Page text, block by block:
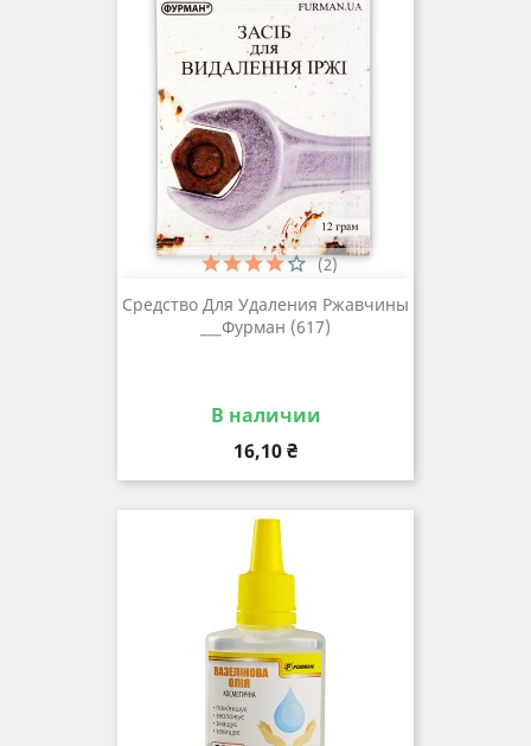
Средство Для Удаления Ржавчины
___Фурман (617)
В наличии
Цена
16,10 ₴
(2)